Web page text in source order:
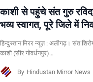
काशी से पहुंचे संत गुरु
भव्य स्वागत, पूरे जिले में
हिन्दुस्तान मिरर न्यूज़ : अलीगढ़। संत
काशी (सीर गोवर्धनपुर)…
By Hindustan Mirror News